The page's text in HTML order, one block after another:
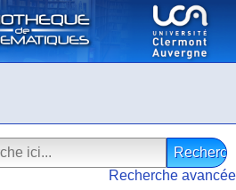
Recherche avancée